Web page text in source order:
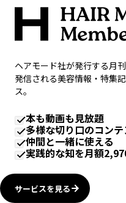
ヘアモード社が発行する月
発信される美容情報・特集
ス。
本も動画も見放題
多様な切り口のコンテ
仲間と一緒に使える
実践的な知を月額
サービスを見る